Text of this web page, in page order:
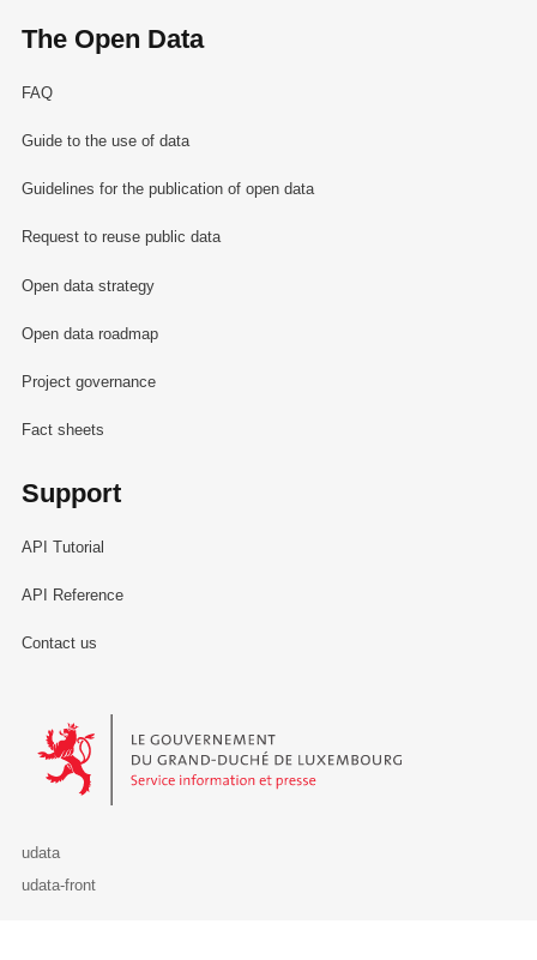
The Open Data
FAQ
Guide to the use of data
Guidelines for the publication of open data
Request to reuse public data
Open data strategy
Open data roadmap
Project governance
Fact sheets
Support
API Tutorial
API Reference
Contact us
Le Gouvernement du Grand-Duché de Luxembourg - Service
udata
udata-front